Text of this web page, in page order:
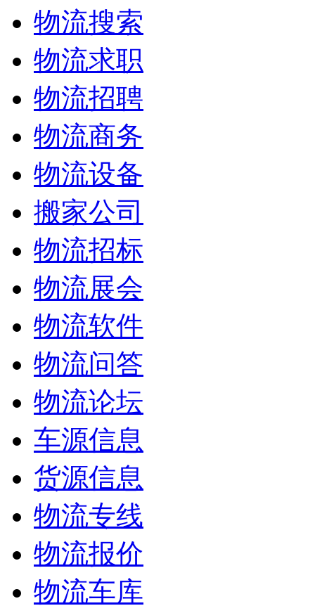
物流搜索
物流求职
物流招聘
物流商务
物流设备
搬家公司
物流招标
物流展会
物流软件
物流问答
物流论坛
车源信息
货源信息
物流专线
物流报价
物流车库